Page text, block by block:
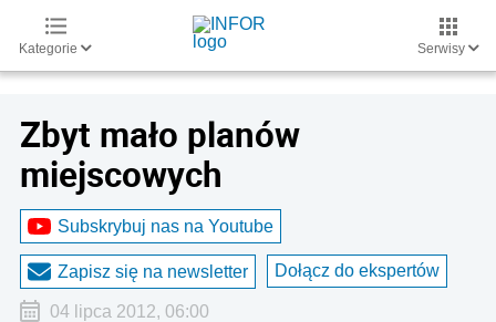
Kategorie Serwisy
Zbyt mało planów
miejscowych
Subskrybuj nas na Youtube
Zapisz się na newsletter Dołącz do ekspertów
04 lipca 2012, 06:00